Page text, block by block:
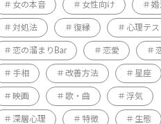
女の本音 女性向け 婚
対処法 復縁 心理テス
恋の溜まりBar 恋愛
手相 改善方法 星座
映画 歌・曲 浮気
深層心理 特徴 生態